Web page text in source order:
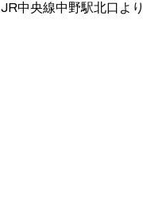
JR中央線中野駅北口よ